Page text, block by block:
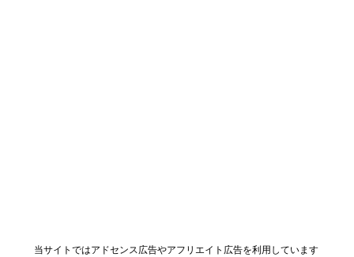
当サイトではアドセンス広告やアフリエイト広告を利用しています